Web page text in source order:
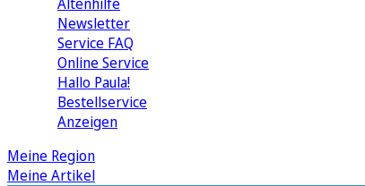
Newsletter
Service FAQ
Online Service
Hallo Paula!
Bestellservice
Anzeigen
Meine Region
Meine Artikel